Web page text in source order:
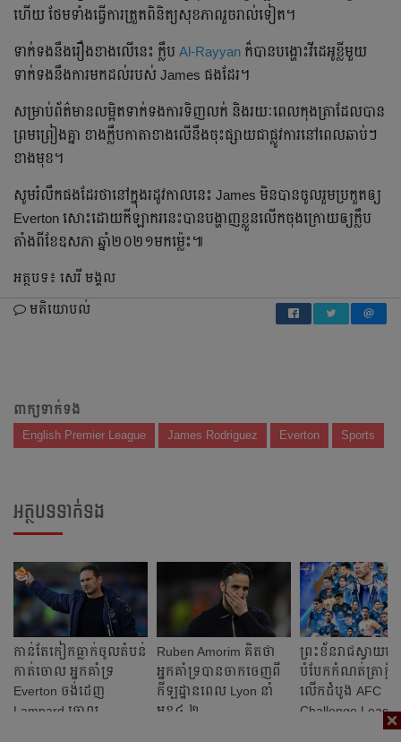
ហើយ​ ថែម​ទាំង​ធ្វើ​ការ​ត្រួត​ពិនិត្យ​សុខភាព​រួច​រាល់​ទៀត​។
ទាក់ទង​នឹង​រឿង​ខាង​លើ​នេះ​ ​ក្លឹប​ Al-Rayyan ក៏​បាន​បង្ហោះ​វីដេអូ​ខ្លី​មួយ​
ទាក់ទង​នឹង​ការ​មក​ដល់​របស់​ James ផង​ដែរ​។
សម្រាប់​ព័ត៌មាន​លម្អិត​ទាក់​ទង​ការ​ទិញ​លក់​ និង​រយៈ​ពេល​កុងត្រា​ដែល​បាន​
ព្រមព្រៀង​គ្នា​ ខាង​ក្លឹប​កាតា​ខាង​លើ​នឹង​ចុះ​ផ្សាយ​ជា​ផ្លូវការ​នៅ​ពេល​ឆាប់ៗ
ខាងមុខ​។
សូម​រំលឹក​ផង​ដែរ​ថា​នៅ​ក្នុង​រដូវកាល​នេះ​ James មិន​បាន​ចូល​រួម​ប្រកួត​ឲ្យ​
Everton សោះ​ដោយ​កីឡាករ​នេះ​បាន​បង្ហាញ​ខ្លួន​លើក​ចុង​ក្រោយ​ឲ្យ​ក្លឹប​
តាំង​ពី​ខែ​ឧសភា​ ឆ្នាំ​២០២១​មក​ម្ល៉េះ​៕
អត្ថបទ៖ សេរី មង្គល
មតិយោបល់
ពាក្យទាក់ទង
English Premier League James Rodriguez Everton Sports
អត្ថបទទាក់ទង
កាន់​តែ​កៀក​​ធ្លាក់​ចូល​តំបន់​
កាត់​ចោល អ្នក​គាំទ្រ
Everton ចង់​ដេញ
Lampard ចោល
Ruben Amorim គិត​ថា​
អ្នក​គាំទ្រ​​បាន​ចាក​ចេញ​ពី​
កីឡដ្ឋាន​​ពេល​ Lyon នាំ
មុខ​៤-២​
ព្រះខ័ន​រាជ​ស្វាយរ
បំបែក​កំណត់ត្រា​ក្លិ
លើក​ដំបូង​ AFC
Challenge